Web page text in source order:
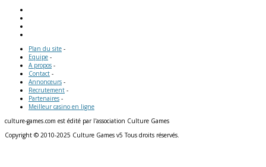
Plan du site -
Equipe -
A propos -
Contact -
Annonceurs -
Recrutement -
Partenaires -
Meilleur casino en ligne
culture-games.com est édité par l'association Culture Games
Copyright © 2010-2025 Culture Games v5 Tous droits réservés.